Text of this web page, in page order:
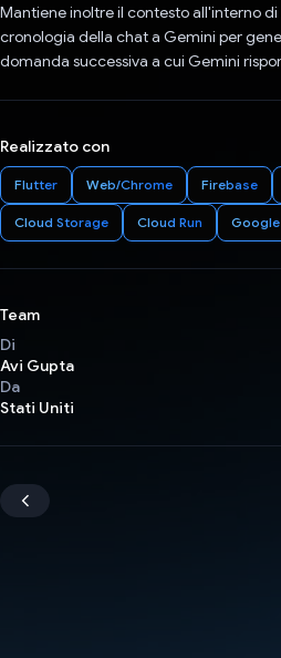
Mantiene inoltre il contesto all'interno
cronologia della chat a Gemini per
domanda successiva a cui Gemini
Realizzato con
Flutter Web/Chrome Firebase
Cloud Storage Cloud Run
Team
Di
Avi Gupta
Da
Stati Uniti